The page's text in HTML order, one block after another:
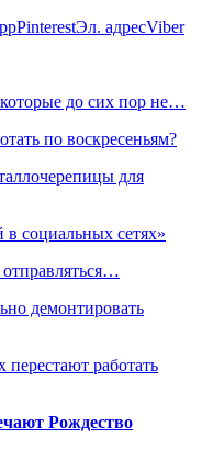
PinterestЭл. адресViber
до сих пор не…
по воскресеньям?
для
социальных сетях»
отправляться…
демонтировать
работать
Рождество